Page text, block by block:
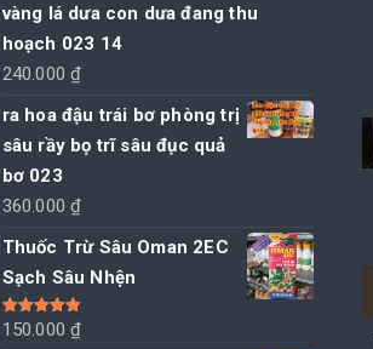
vàng lá dưa con dưa đang thu
hoạch 023 14
240.000₫
ra hoa đậu trái bơ phòng trị
sâu rầy bọ trĩ sâu đục quả
bơ 023
360.000₫
Thuốc Trừ Sâu Oman 2EC
Sạch Sâu Nhện
Được xếp
hạng5.00 5
150.000₫